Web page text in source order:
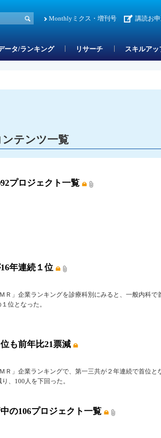
Monthlyミクス・増刊号 講読お
ータ/ランキング リサーチ スキルア
テンツ一覧
プロジェクト一覧
年連続１位
Ｒ」企業ランキングを診療科別にみると、一般内科で
位となった。
も前年比21票減
Ｒ」企業ランキングで、第一三共が２年連続で首位と
、100人を下回った。
の106プロジェクト一覧